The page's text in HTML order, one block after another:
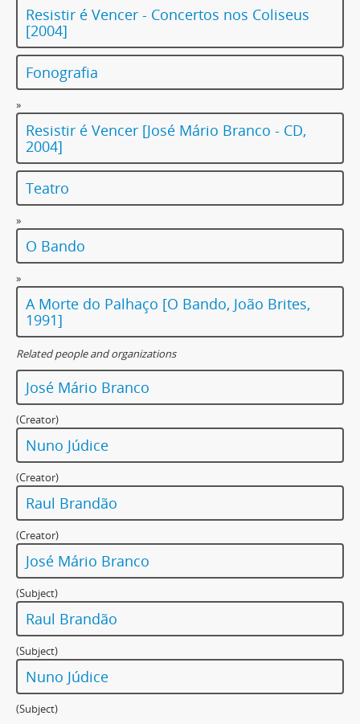
Mudar de Vida - jornal
Caixa 49
Caixa 52
Caixa 54
Resistir é Vencer - Concertos nos Coliseus
[2004]
Fonografia
»
Resistir é Vencer [José Mário Branco - CD,
2004]
Teatro
»
O Bando
»
A Morte do Palhaço [O Bando, João Brites,
1991]
Related people and organizations
José Mário Branco
(Creator)
Nuno Júdice
(Creator)
Raul Brandão
(Creator)
José Mário Branco
(Subject)
Raul Brandão
(Subject)
Nuno Júdice
(Subject)